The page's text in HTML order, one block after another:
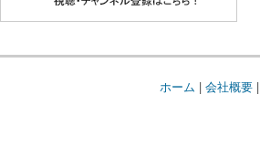
ホーム | 会社概要|